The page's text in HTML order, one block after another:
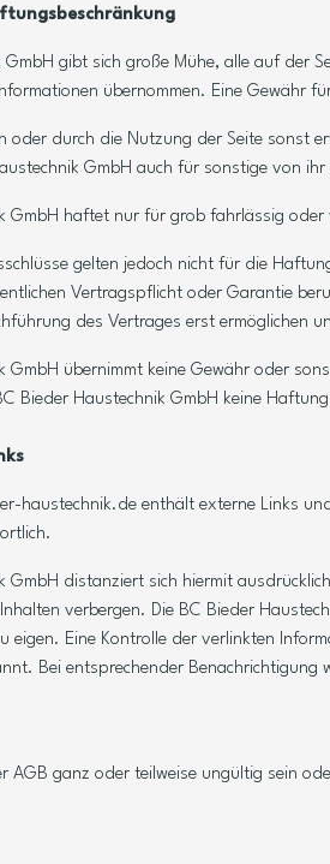
GmbH gibt sich große Mühe, alle auf der
übernommen. Eine Gewähr
oder durch die Nutzung der Seite sonst
GmbH auch für sonstige von
GmbH haftet nur für grob fahrlässig
gelten jedoch nicht für die
Vertragspflicht oder Garantie
des Vertrages erst ermöglichen
GmbH übernimmt keine Gewähr oder
Bieder Haustechnik GmbH keine
haustechnik.de enthält externe Links
GmbH distanziert sich hiermit
verbergen. Die BC Bieder
eigen. Eine Kontrolle der verlinkten
Bei entsprechender
AGB ganz oder teilweise ungültig sein